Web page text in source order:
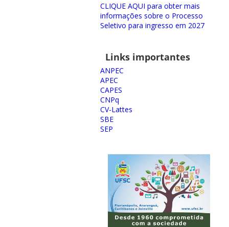
CLIQUE AQUI para obter mais
informações sobre o Processo
Seletivo para ingresso em 2027
Links importantes
ANPEC
APEC
CAPES
CNPq
CV-Lattes
SBE
SEP